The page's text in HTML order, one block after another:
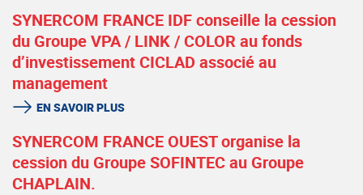
SYNERCOM FRANCE IDF conseille la cession
du Groupe VPA / LINK / COLOR au fonds
d’investissement CICLAD associé au
management
EN SAVOIR PLUS
SYNERCOM FRANCE OUEST organise la
cession du Groupe SOFINTEC au Groupe
CHAPLAIN.